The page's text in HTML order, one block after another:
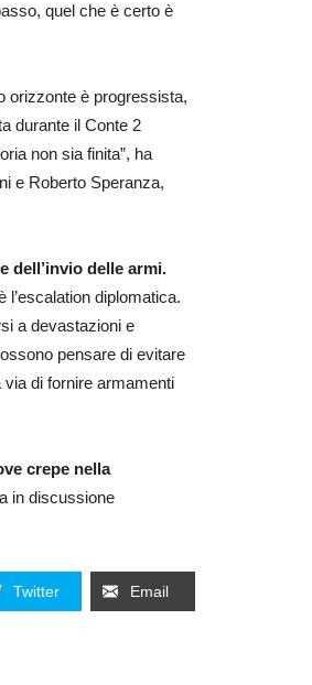
quel che è certo è
orizzonte è progressista,
durante il Conte 2
non sia finita”, ha
e Roberto Speranza,
dell’invio delle armi.
l’escalation diplomatica.
a devastazioni e
pensare di evitare
di fornire armamenti
crepe nella
in discussione
Twitter Email